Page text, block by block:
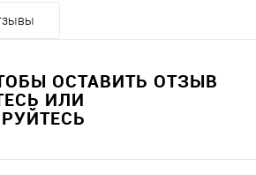
ОСТАВИТЬ ОТЗЫВ
ИЛИ